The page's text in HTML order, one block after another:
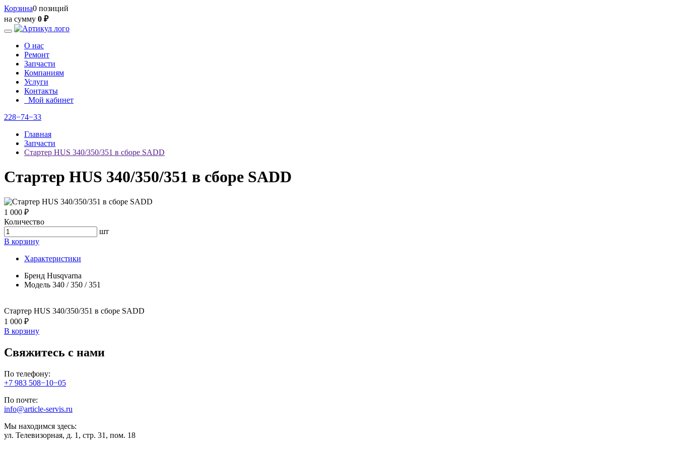
Корзина0 позиций
на сумму 0 ₽
О нас
Ремонт
Запчасти
Компаниям
Услуги
Контакты
Мой кабинет
228−74−33
Главная
Запчасти
Стартер HUS 340/350/351 в сборе SADD
Стартер HUS 340/350/351 в сборе SADD
1 000 ₽
Количество
шт
В корзину
Характеристики
Бренд Husqvarna
Модель 340 / 350 / 351
Стартер HUS 340/350/351 в сборе SADD
1 000 ₽
В корзину
Свяжитесь с нами
По телефону:
+7 983 508−10−05
По почте:
info@article-servis.ru
Мы находимся здесь:
ул. Телевизорная, д. 1, стр. 31, пом. 18